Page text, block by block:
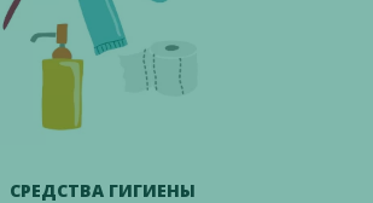
СРЕДСТВА ГИГИЕНЫ